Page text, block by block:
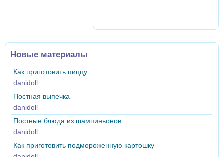
Новые материалы
Как приготовить пиццу
danidoll
Постная выпечка
danidoll
Постные блюда из шампиньонов
danidoll
Как приготовить подмороженную картошку